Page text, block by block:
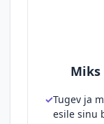
Tugev ja
esile sinu